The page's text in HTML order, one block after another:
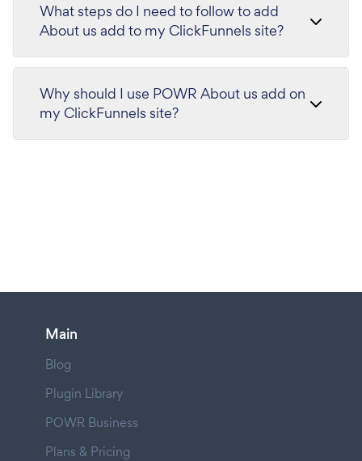
What steps do I need to follow to add
About us add to my ClickFunnels site?
Why should I use POWR About us add on
my ClickFunnels site?
Main
Blog
Plugin Library
POWR Business
Plans & Pricing